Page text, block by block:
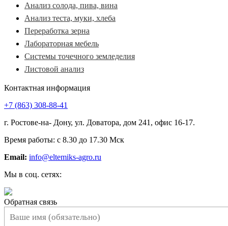
Анализ солода, пива, вина
Анализ теста, муки, хлеба
Переработка зерна
Лабораторная мебель
Системы точечного земледелия
Листовой анализ
Контактная информация
+7 (863) 308-88-41
г. Ростове-на- Дону, ул. Доватора, дом 241, офис 16-17.
Время работы: с 8.30 до 17.30 Мск
Email: info@eltemiks-agro.ru
Мы в соц. сетях:
Обратная связь